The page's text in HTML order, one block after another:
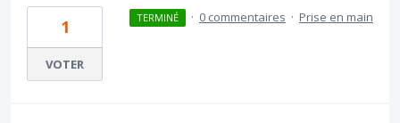
1
VOTER
TERMINÉ · 0 commentaires · Prise en main